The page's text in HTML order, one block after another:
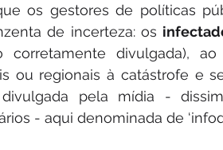
os gestores de políticas
de incerteza: os
corretamente divulgada),
ou regionais à catástrofe e
pela mídia -
- aqui denominada de